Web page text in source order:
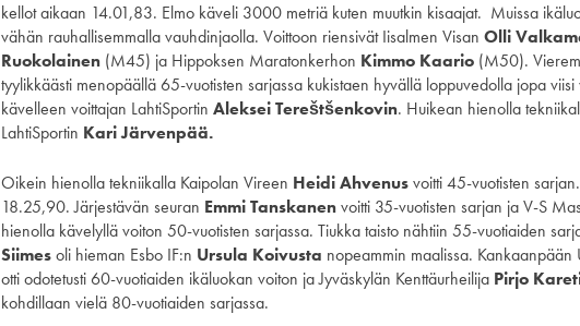
kellot aikaan 14.01,83. Elmo käveli 3000 metriä kuten muutkin kisaajat. Muissa
vähän rauhallisemmalla vauhdinjaolla. Voittoon riensivät Iisalmen Visan Olli
Ruokolainen (M45) ja Hippoksen Maratonkerhon Kimmo Kaario (M50).
tyylikkäästi menopäällä 65-vuotisten sarjassa kukistaen hyvällä loppuvedolla jopa viisi
kävelleen voittajan LahtiSportin Aleksei Tereštšenkovin. Huikean hienolla
LahtiSportin Kari Järvenpää.
Oikein hienolla tekniikalla Kaipolan Vireen Heidi Ahvenusvoitti 45-vuotisten
18.25,90. Järjestävän seuran Emmi Tanskanenvoitti 35-vuotisten sarjan ja V-S
hienolla kävelyllä voiton 50-vuotisten sarjassa. Tiukka taisto nähtiin 55-vuotiaiden
Siimesoli hieman Esbo IF:n Ursula Koivusta nopeammin maalissa. Kankaanpään
otti odotetusti 60-vuotiaiden ikäluokan voiton ja Jyväskylän Kenttäurheilija Pirjo
kohdillaan vielä 80-vuotiaiden sarjassa.